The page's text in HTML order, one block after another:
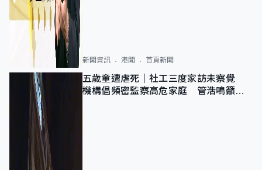
新聞資訊 港聞 首頁新聞
五歲童遭虐死｜社工三度家訪未察覺
機構倡頻密監察高危家庭 管浩鳴籲加